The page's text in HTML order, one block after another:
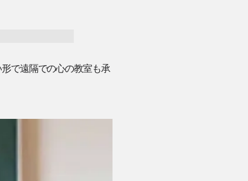
で遠隔での心の教室も承